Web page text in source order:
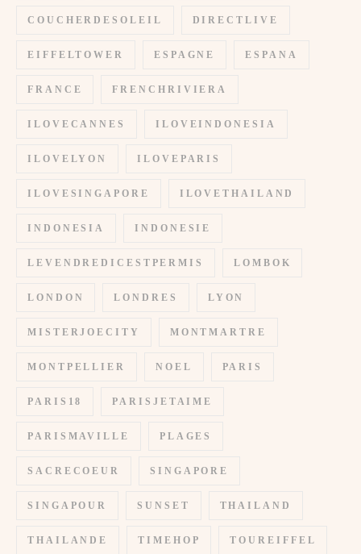
COUCHERDESOLEIL DIRECTLIVE
EIFFELTOWER ESPAGNE ESPANA
FRANCE FRENCHRIVIERA
ILOVECANNES ILOVEINDONESIA
ILOVELYON ILOVEPARIS
ILOVESINGAPORE ILOVETHAILAND
INDONESIA INDONESIE
LEVENDREDICESTPERMIS LOMBOK
LONDON LONDRES LYON
MISTERJOECITY MONTMARTRE
MONTPELLIER NOEL PARIS
PARIS18 PARISJETAIME
PARISMAVILLE PLAGES
SACRECOEUR SINGAPORE
SINGAPOUR SUNSET THAILAND
THAILANDE TIMEHOP TOUREIFFEL